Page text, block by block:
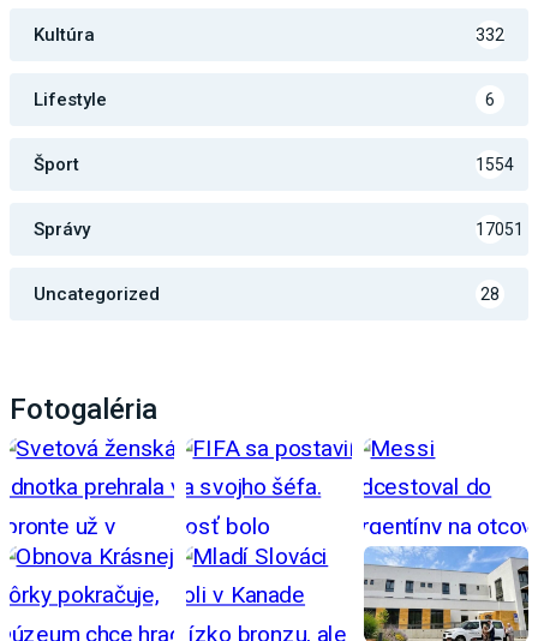
Kultúra 332
Lifestyle 6
Šport 1554
Správy 17051
Uncategorized 28
Fotogaléria